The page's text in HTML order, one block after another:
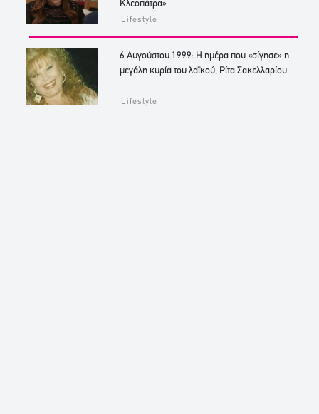
Κλεοπάτρα»
Lifestyle
6 Αυγούστου 1999: Η ημέρα που «σίγησε» η
μεγάλη κυρία του λαϊκού, Ρίτα Σακελλαρίου
Lifestyle